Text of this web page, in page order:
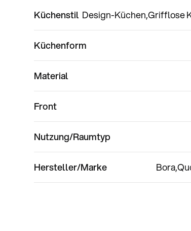
Küchenstil Design-KüchenGrifflose
Küchenform
Material
Front
Nutzung/Raumtyp
Hersteller/Marke Bora